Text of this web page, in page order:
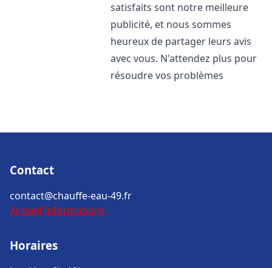
satisfaits sont notre meilleure
publicité, et nous sommes
heureux de partager leurs avis
avec vous. N'attendez plus pour
résoudre vos problèmes
Contact
contact@chauffe-eau-49.fr
Accueil Informations
Horaires